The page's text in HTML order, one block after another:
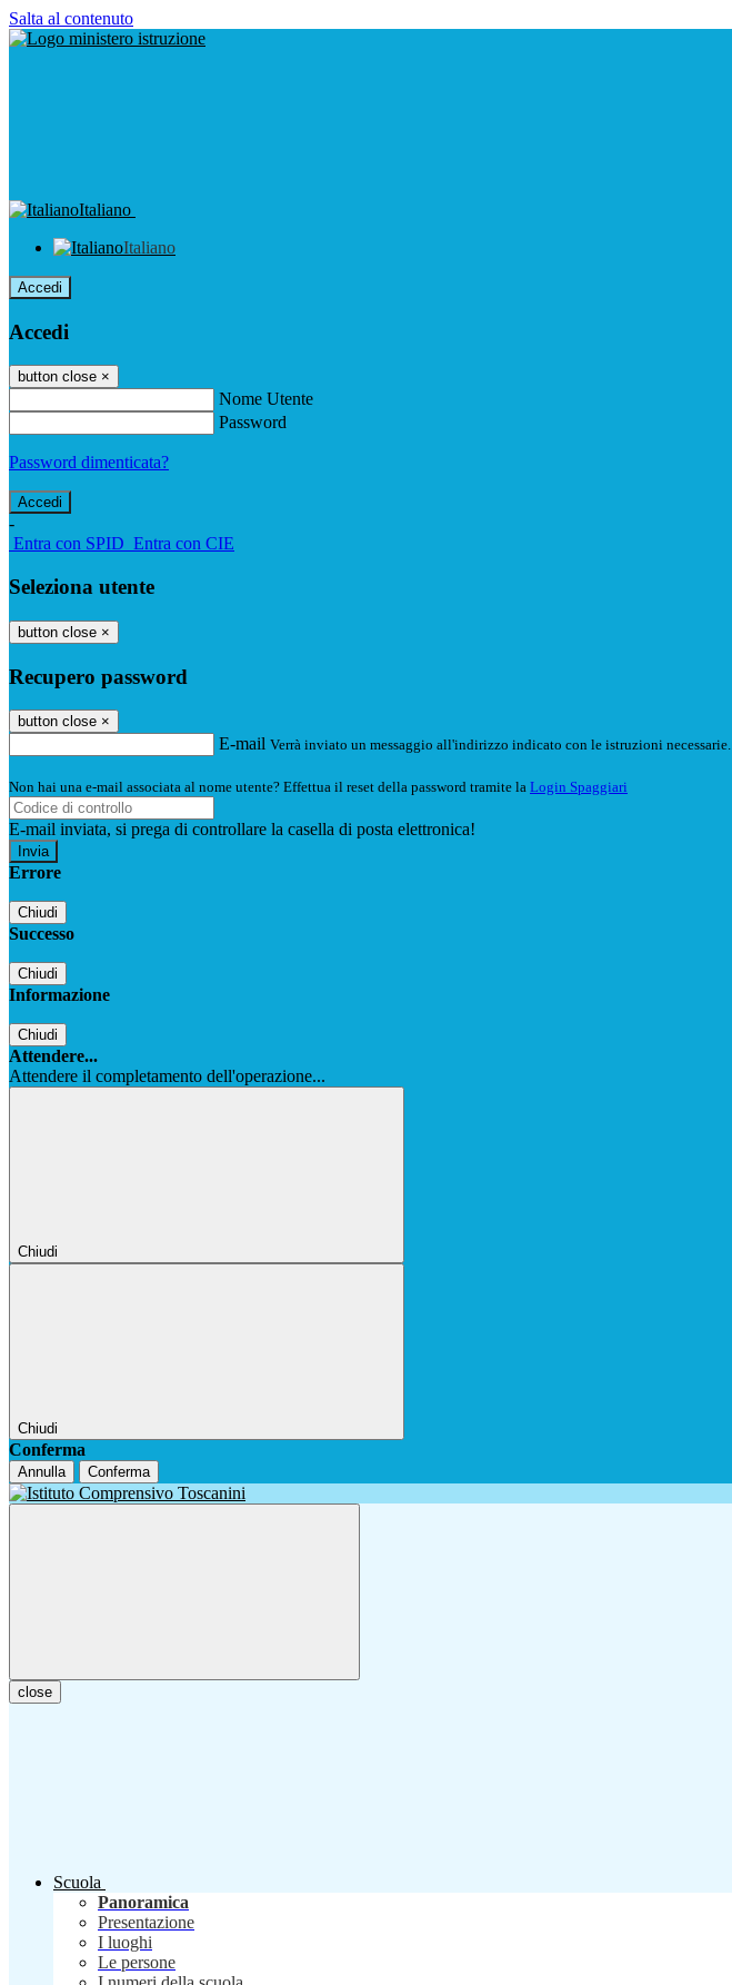
Salta al contenuto
Italiano
Italiano
Accedi
Accedi
button close ×
Nome Utente
Password
Password dimenticata?
-
Entra con SPID Entra con CIE
Seleziona utente
button close ×
Recupero password
button close ×
E-mail Verrà inviato un messaggio all'indirizzo indicato con le istruzioni necessarie.
Non hai una e-mail associata al nome utente? Effettua il reset della password tramite la Login Spaggiari
E-mail inviata, si prega di controllare la casella di posta elettronica!
Errore
Chiudi
Successo
Chiudi
Informazione
Chiudi
Attendere...
Attendere il completamento dell'operazione...
Chiudi
Chiudi
Conferma
Annulla Conferma
close
Scuola
Panoramica
Presentazione
I luoghi
Le persone